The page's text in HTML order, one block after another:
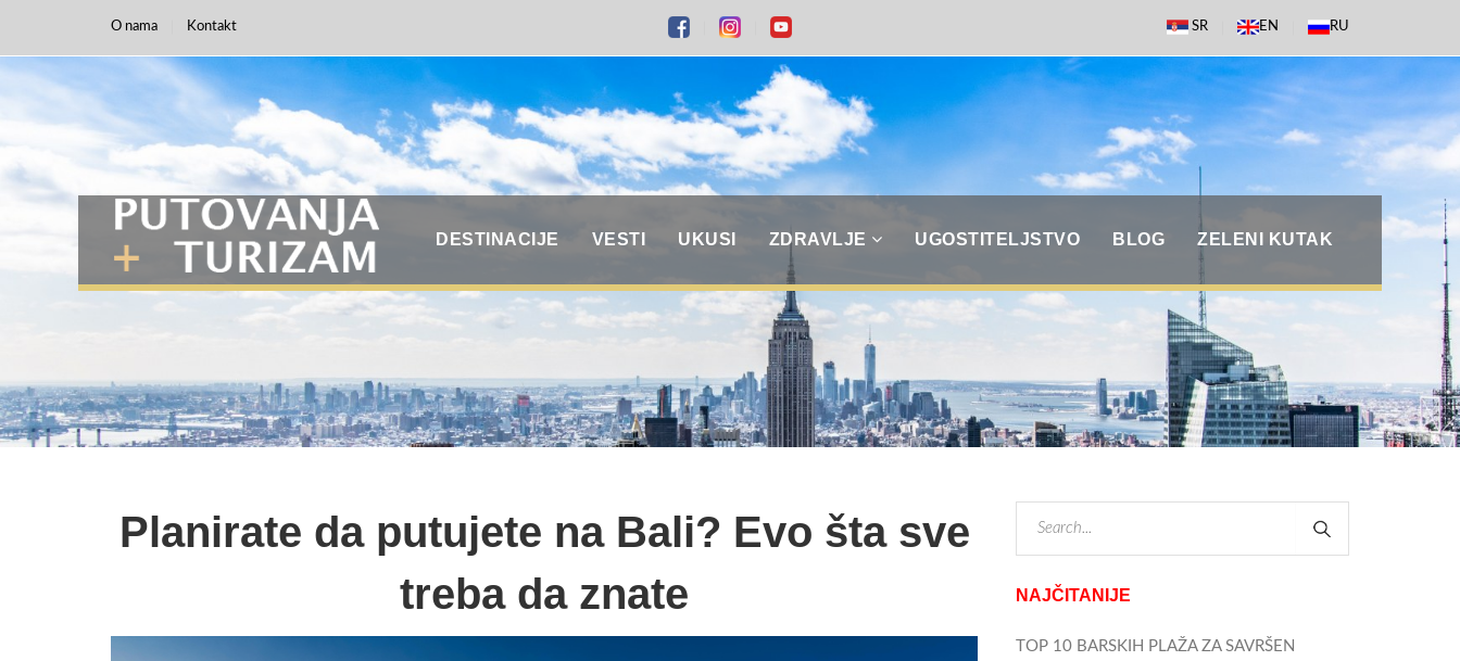
O nama Kontakt SR EN RU
DESTINACIJE VESTI UKUSI ZDRAVLJE UGOSTITELJSTVO BLOG ZELENI KUTAK
Planirate da putujete na Bali? Evo šta sve
treba da znate
NAJČITANIJE
TOP 10 BARSKIH PLAŽA ZA SAVRŠEN